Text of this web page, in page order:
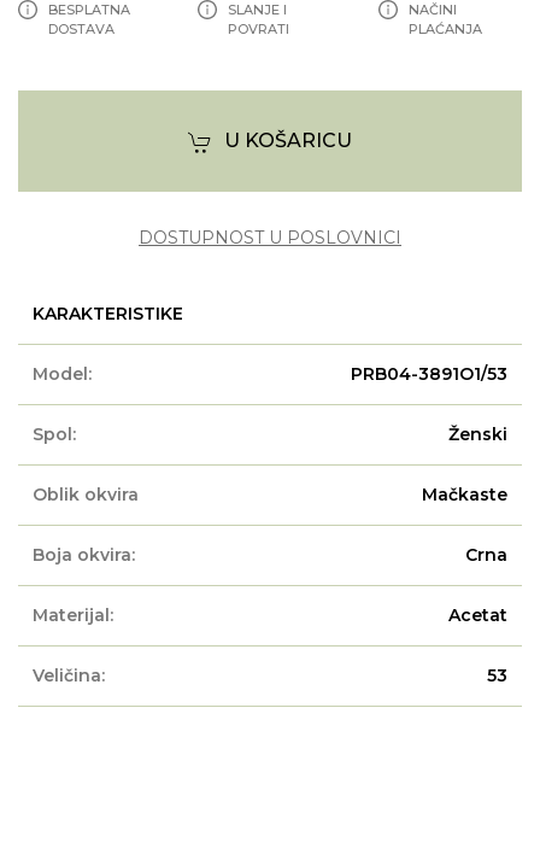
BESPLATNA
DOSTAVA
SLANJE I
POVRATI
NAČINI
PLAĆANJA
U KOŠARICU
DOSTUPNOST U POSLOVNICI
KARAKTERISTIKE
Model: PRB04-3891O1/53
Spol: Ženski
Oblik okvira Mačkaste
Boja okvira: Crna
Materijal: Acetat
Veličina: 53